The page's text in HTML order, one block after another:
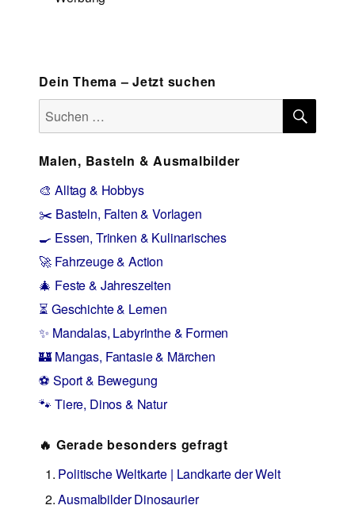
Dein Thema – Jetzt suchen
Suchen
nach:
Malen, Basteln & Ausmalbilder
🎨 Alltag & Hobbys
✂️ Basteln, Falten & Vorlagen
🍳 Essen, Trinken & Kulinarisches
🚀 Fahrzeuge & Action
🎄 Feste & Jahreszeiten
⏳ Geschichte & Lernen
✨ Mandalas, Labyrinthe & Formen
🏰 Mangas, Fantasie & Märchen
⚽ Sport & Bewegung
🐾 Tiere, Dinos & Natur
🔥 Gerade besonders gefragt
Politische Weltkarte | Landkarte der Welt
Ausmalbilder Dinosaurier